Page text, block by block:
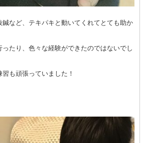
など、テキパキと動いてくれてとても助か
たり、色々な経験ができたのではないでし
も頑張っていました！